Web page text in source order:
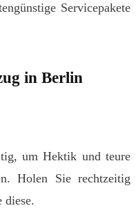
Servicepakete
in Berlin
um Hektik und teure
Holen Sie rechtzeitig
diese.